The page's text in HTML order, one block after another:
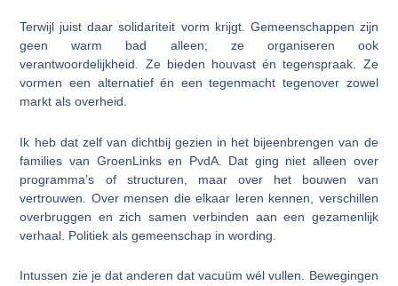
Terwijl juist daar solidariteit vorm krijgt. Gemeenschappen zijn
geen warm bad alleen; ze organiseren ook
verantwoordelijkheid. Ze bieden houvast én tegenspraak. Ze
vormen een alternatief én een tegenmacht tegenover zowel
markt als overheid.
Ik heb dat zelf van dichtbij gezien in het bijeenbrengen van de
families van GroenLinks en PvdA. Dat ging niet alleen over
programma’s of structuren, maar over het bouwen van
vertrouwen. Over mensen die elkaar leren kennen, verschillen
overbruggen en zich samen verbinden aan een gezamenlijk
verhaal. Politiek als gemeenschap in wording.
Intussen zie je dat anderen dat vacuüm wél vullen. Bewegingen